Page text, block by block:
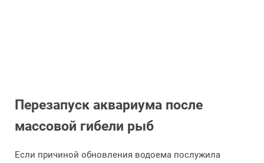
Перезапуск аквариума после
массовой гибели рыб
Если причиной обновления водоема послужила